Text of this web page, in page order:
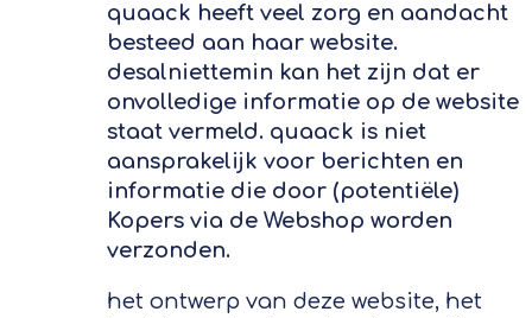
quaack heeft veel zorg en aandacht
besteed aan haar website.
desalniettemin kan het zijn dat er
onvolledige informatie op de website
staat vermeld. quaack is niet
aansprakelijk voor berichten en
informatie die door (potentiële)
Kopers via de Webshop worden
verzonden.
het ontwerp van deze website, het